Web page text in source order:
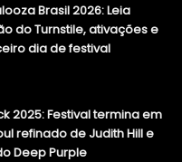
Brasil 2026: Leia
do Turnstile, ativações e
dia de festival
2025: Festival termina em
refinado de Judith Hill e
Deep Purple